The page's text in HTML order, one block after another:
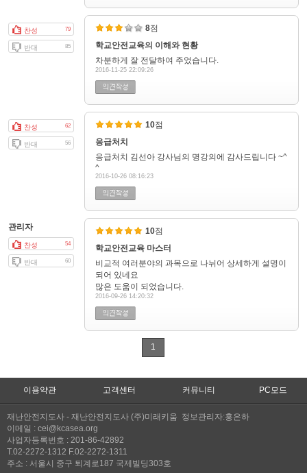
찬성 79
반대 85
8점
학교안전교육의 이해와 현황
차분하게 잘 전달하여 주었습니다.
2016-11-25 22:09:26
찬성 62
반대 56
10점
응급처치
응급처치 김선아 강사님의 명강의에 감사드립니다 ~^
^
2016-10-26 08:16:23
관리자
찬성 54
반대 60
10점
학교안전교육 마스터
비교적 여러분야의 과목으로 나뉘어 상세하게 설명이
되어 있네요
많은 도움이 되었습니다.
2016-09-26 14:20:32
1
이용약관 고객센터 커뮤니티 PC모드
재난안전지도사 - 재난안전지도사 (주)미래키움 정보관리자:홍은하
이메일 : cei@kcasea.org
사업자등록번호 : 201-86-42892
T.02-2272-1312 F.02-2272-1311
주소 : 서울시 중구 퇴계로187 국제빌딩303호